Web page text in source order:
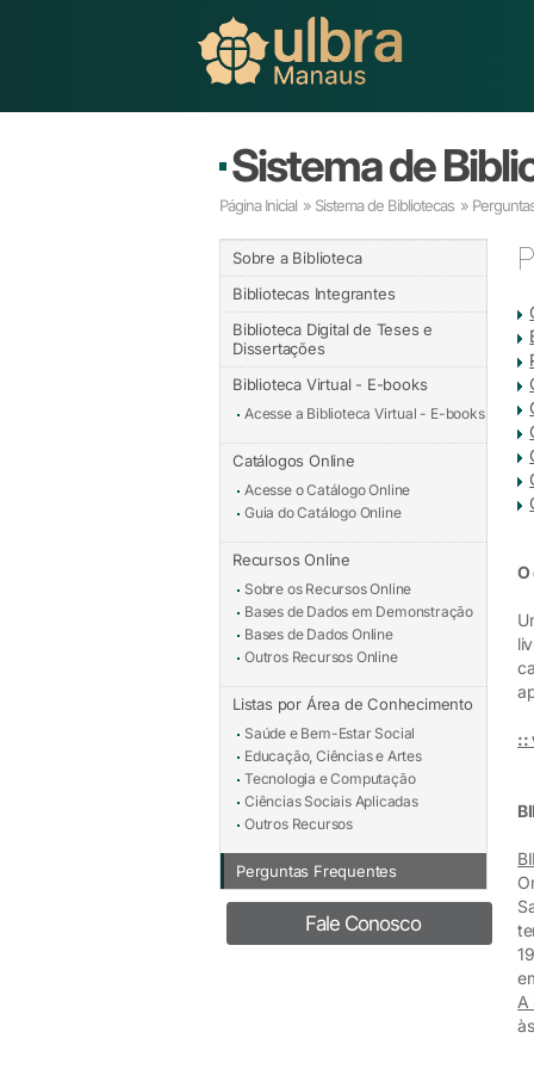
Sistema de
Página Inicial » Sistema de Bibliotecas »
Sobre a Biblioteca
Bibliotecas Integrantes
Biblioteca Digital de Teses e
Dissertações
Biblioteca Virtual - E-books
Acesse a Biblioteca Virtual - E-books
Catálogos Online
Acesse o Catálogo Online
Guia do Catálogo Online
Recursos Online
Sobre os Recursos Online
Bases de Dados em Demonstração
Bases de Dados Online
Outros Recursos Online
Listas por Área de Conhecimento
Saúde e Bem-Estar Social
Educação, Ciências e Artes
Tecnologia e Computação
Ciências Sociais Aplicadas
Outros Recursos
Perguntas Frequentes
Fale Conosco
O
::
A